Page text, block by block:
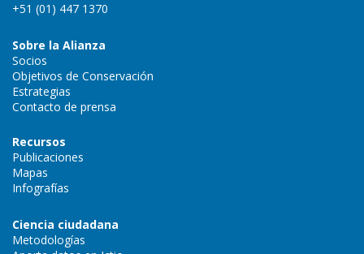
+51 (01) 447 1370
Sobre la Alianza
Socios
Objetivos de Conservación
Estrategias
Contacto de prensa
Recursos
Publicaciones
Mapas
Infografías
Ciencia ciudadana
Metodologías